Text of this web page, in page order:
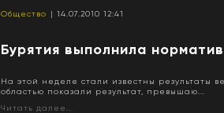
Общество | 14.07.2010 12:41
Бурятия выполнила
На этой неделе стали известны результаты
областью показали результат, превышаю...
Читать далее...